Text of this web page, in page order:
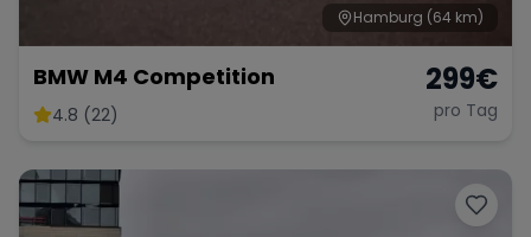
Hamburg (64 km)
BMW M4 Competition
4.8 (22)
299€
pro Tag